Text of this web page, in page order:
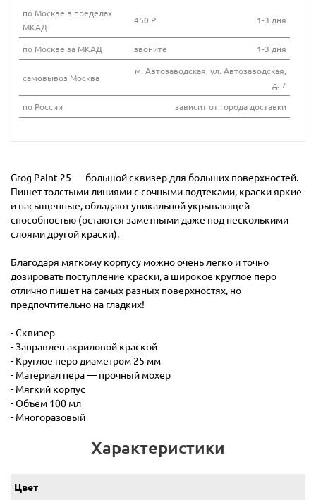
по Москве в пределах
МКАД
450 Р 1-3 дня
по Москве за МКАД звоните 1-3 дня
самовывоз Москва
м. Автозаводская, ул. Автозаводская,
д. 7
по России
зависит от города доставки
Grog Paint 25 — большой сквизер для больших поверхностей.
Пишет толстыми линиями с сочными подтеками, краски яркие
и насыщенные, обладают уникальной укрывающей
способностью (остаются заметными даже под несколькими
слоями другой краски).
Благодаря мягкому корпусу можно очень легко и точно
дозировать поступление краски, а широкое круглое перо
отлично пишет на самых разных поверхностях, но
предпочтительно на гладких!
- Сквизер
- Заправлен акриловой краской
- Круглое перо диаметром 25 мм
- Материал пера — прочный мохер
- Мягкий корпус
- Объем 100 мл
- Многоразовый
Характеристики
Цвет